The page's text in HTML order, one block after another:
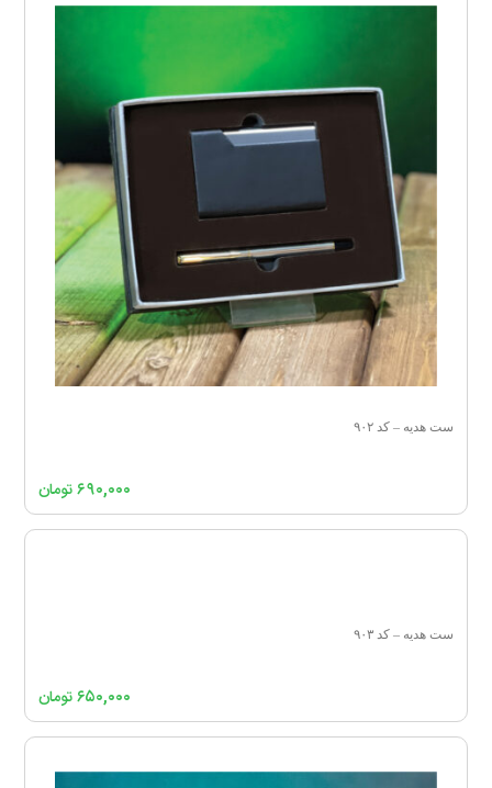
ست هدیه – کد ۹۰۲
۶۹۰,۰۰۰تومان
ست هدیه – کد ۹۰۳
۶۵۰,۰۰۰تومان